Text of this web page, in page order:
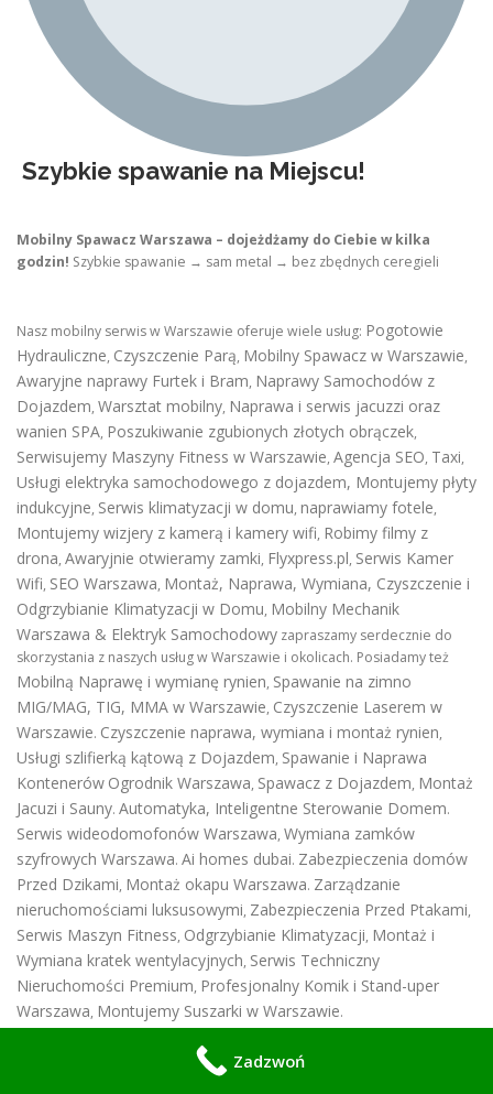
Szybkie spawanie na Miejscu!
Mobilny Spawacz Warszawa – dojeżdżamy do Ciebie w kilka
godzin! Szybkie spawanie → sam metal → bez zbędnych ceregieli
Nasz mobilny serwis w Warszawie oferuje wiele usług: Pogotowie
Hydrauliczne, Czyszczenie Parą, Mobilny Spawacz w Warszawie,
Awaryjne naprawy Furtek i Bram, Naprawy Samochodów z
Dojazdem, Warsztat mobilny, Naprawa i serwis jacuzzi oraz
wanien SPA, Poszukiwanie zgubionych złotych obrączek,
Serwisujemy Maszyny Fitness w Warszawie, Agencja SEO, Taxi,
Usługi elektryka samochodowego z dojazdem, Montujemy płyty
indukcyjne, Serwis klimatyzacji w domu, naprawiamy fotele,
Montujemy wizjery z kamerą i kamery wifi, Robimy filmy z
drona, Awaryjnie otwieramy zamki, Flyxpress.pl, Serwis Kamer
Wifi, SEO Warszawa, Montaż, Naprawa, Wymiana, Czyszczenie i
Odgrzybianie Klimatyzacji w Domu, Mobilny Mechanik
Warszawa & Elektryk Samochodowy zapraszamy serdecznie do
skorzystania z naszych usług w Warszawie i okolicach. Posiadamy też
Mobilną Naprawę i wymianę rynien, Spawanie na zimno
MIG/MAG, TIG, MMA w Warszawie, Czyszczenie Laserem w
Warszawie. Czyszczenie naprawa, wymiana i montaż rynien,
Usługi szlifierką kątową z Dojazdem, Spawanie i Naprawa
Kontenerów Ogrodnik Warszawa, Spawacz z Dojazdem, Montaż
Jacuzi i Sauny. Automatyka, Inteligentne Sterowanie Domem.
Serwis wideodomofonów Warszawa, Wymiana zamków
szyfrowych Warszawa. Ai homes dubai. Zabezpieczenia domów
Przed Dzikami, Montaż okapu Warszawa. Zarządzanie
nieruchomościami luksusowymi, Zabezpieczenia Przed Ptakami,
Serwis Maszyn Fitness, Odgrzybianie Klimatyzacji, Montaż i
Wymiana kratek wentylacyjnych, Serwis Techniczny
Nieruchomości Premium, Profesjonalny Komik i Stand-uper
Warszawa, Montujemy Suszarki w Warszawie.
Zadzwoń